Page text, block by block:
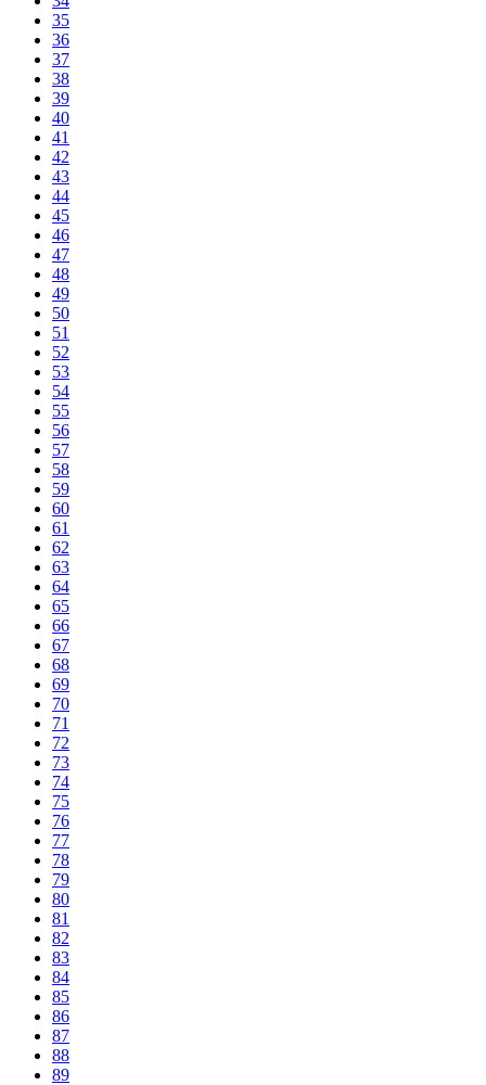
35
36
37
38
39
40
41
42
43
44
45
46
47
48
49
50
51
52
53
54
55
56
57
58
59
60
61
62
63
64
65
66
67
68
69
70
71
72
73
74
75
76
77
78
79
80
81
82
83
84
85
86
87
88
89